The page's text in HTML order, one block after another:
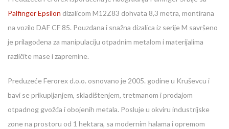
Palfinger Epsilon dizalicom M12Z83 dohvata 8,3 metra, montirana
na vozilo DAF CF 85. Pouzdana i snažna dizalica iz serije M savršeno
je prilagođena za manipulaciju otpadnim metalom i materijalima
različite mase i zapremine.
Preduzeće Ferorex d.o.o. osnovano je 2005. godine u Kruševcu i
bavi se prikupljanjem, skladištenjem, tretmanom i prodajom
otpadnog gvožđa i obojenih metala. Posluje u okviru industrijske
zone na prostoru od 1 hektara, sa modernim halama i opremom